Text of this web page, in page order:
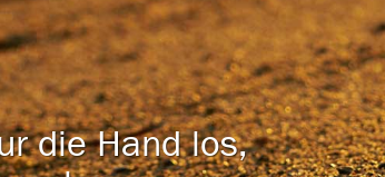
die Hand los,